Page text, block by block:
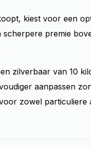
kiest voor een
premie
zilverbaar van 10
aanpassen
zowel particuliere